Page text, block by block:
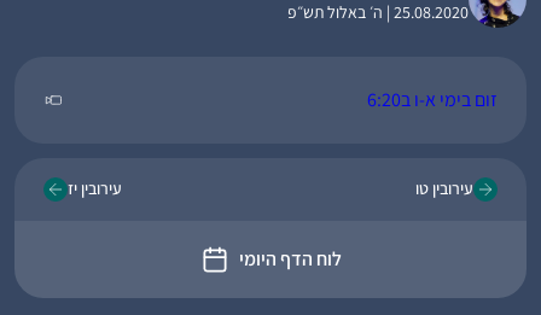
25.08.2020 | ה׳ באלול תש״פ
זום בימי א-ו ב6:20
עירובין טו
לוח הדף היומי
עירובין יז